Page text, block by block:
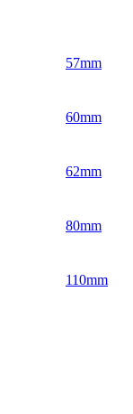
57mm
60mm
62mm
80mm
110mm